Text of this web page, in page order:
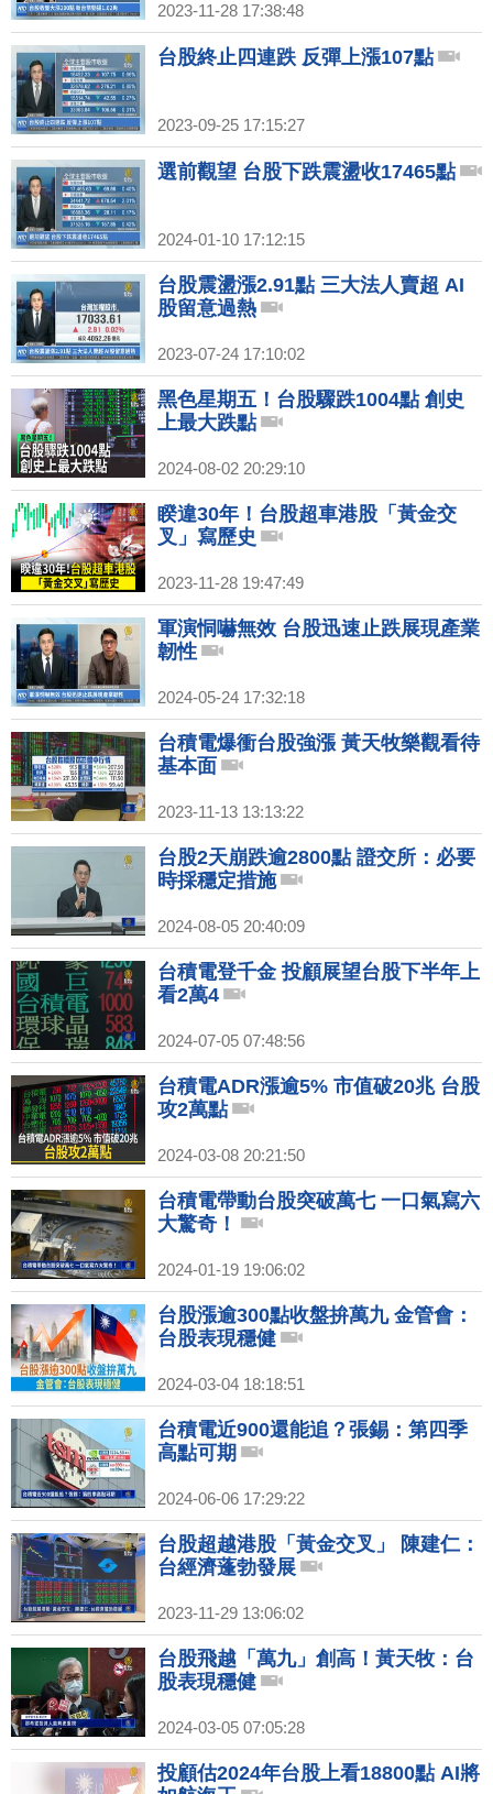
2023-11-28 17:38:48
台股終止四連跌 反彈上漲107點
2023-09-25 17:15:27
選前觀望 台股下跌震盪收17465點
2024-01-10 17:12:15
台股震盪漲2.91點 三大法人賣超 AI
股留意過熱
2023-07-24 17:10:02
黑色星期五！台股驟跌1004點 創史
上最大跌點
2024-08-02 20:29:10
睽違30年！台股超車港股「黃金交
叉」寫歷史
2023-11-28 19:47:49
軍演恫嚇無效 台股迅速止跌展現產業
韌性
2024-05-24 17:32:18
台積電爆衝台股強漲 黃天牧樂觀看待
基本面
2023-11-13 13:13:22
台股2天崩跌逾2800點 證交所：必要
時採穩定措施
2024-08-05 20:40:09
台積電登千金 投顧展望台股下半年上
看2萬4
2024-07-05 07:48:56
台積電ADR漲逾5% 市值破20兆 台股
攻2萬點
2024-03-08 20:21:50
台積電帶動台股突破萬七 一口氣寫六
大驚奇！
2024-01-19 19:06:02
台股漲逾300點收盤拚萬九 金管會：
台股表現穩健
2024-03-04 18:18:51
台積電近900還能追？張錫：第四季
高點可期
2024-06-06 17:29:22
台股超越港股「黃金交叉」 陳建仁：
台經濟蓬勃發展
2023-11-29 13:06:02
台股飛越「萬九」創高！黃天牧：台
股表現穩健
2024-03-05 07:05:28
投顧估2024年台股上看18800點 AI將